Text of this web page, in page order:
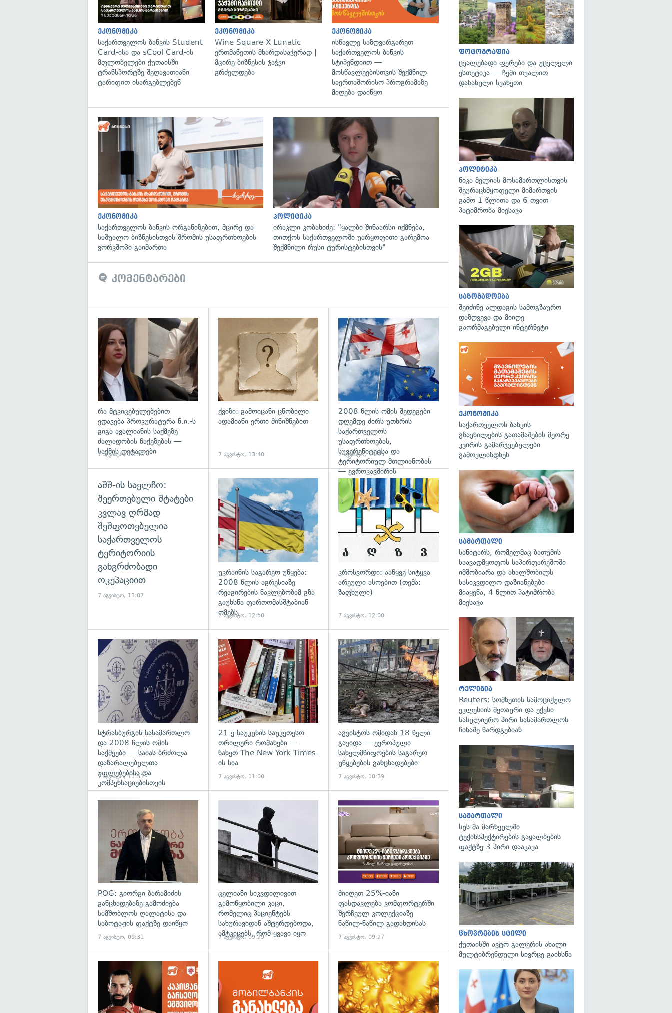
ეკონომიკა
საქართველოს ბანკის Student
Card-ისა და sCool Card-ის
მფლობელები ქუთაისში
ტრანსპორტზე შეღავათიანი
ტარიფით ისარგებლებენ
ეკონომიკა
Wine Square X Lunatic
ერთმანეთის მხარდასაჭერად |
მცირე ბიზნესის ჯაჭვი
გრძელდება
ეკონომიკა
ისწავლე საზღვარგარეთ
საქართველოს ბანკის
სტიპენდიით —
მოსწავლეებისთვის შექმნილ
საერთაშორისო პროგრამაზე
მიღება დაიწყო
ეკონომიკა
საქართველოს ბანკის ორგანიზებით, მცირე და
საშუალო ბიზნესისთვის შრომის უსაფრთხოების
ვორკშოპი გაიმართა
გადახედვა
პოლიტიკა
ირაკლი კობახიძე: "ყალბი შინაარსი იქმნება,
თითქოს საქართველოში უარყოფითი გარემოა
შექმნილი რუსი ტურისტებისთვის"
კომენტარები
რა მტკიცებულებებით
ედავება პროკურატურა ნ.ი.-ს
გიგა ავალიანის საქმეზე
ძალადობის წაქეზებას —
საქმის დეტალები
7 აგვისტო, 16:50
ქვიზი: გამოიცანი ცნობილი
ადამიანი ერთი მინიშნებით
7 აგვისტო, 13:40
გადახედვა
2008 წლის ომის შედეგები
დღემდე ძირს უთხრის
საქართველოს
უსაფრთხოებას,
სუვერენიტეტსა და
ტერიტორიულ მთლიანობას
— ევროკავშირის
პრესპიკერის განცხადება
7 აგვისტო, 13:35
აშშ-ის საელჩო:
შეერთებული შტატები
კვლავ ღრმად
შეშფოთებულია
საქართველოს
ტერიტორიის
განგრძობადი
ოკუპაციით
7 აგვისტო, 13:07
გადახედვა
უკრაინის საგარეო უწყება:
2008 წლის აგრესიაზე
რეაგირების ნაკლებობამ გზა
გაუხსნა ფართომასშტაბიან
ომებს
7 აგვისტო, 12:50
გადახედვა
კროსვორდი: ააწყვე სიტყვა
არეული ასოებით (თემა:
ზაფხული)
7 აგვისტო, 12:00
გადახედვა
სტრასბურგის სასამართლო
და 2008 წლის ომის
საქმეები — საიას ბრძოლა
დაზარალებულთა
უფლებებისა და
კომპენსაციებისთვის
7 აგვისტო, 11:53
გადახედვა
21-ე საუკუნის საუკეთესო
თრილერი რომანები —
ნახეთ The New York Times-
ის სია
7 აგვისტო, 11:00
გადახედვა
აგვისტოს ომიდან 18 წელი
გავიდა — ევროპული
სახელმწიფოების საგარეო
უწყებების განცხადებები
7 აგვისტო, 10:39
POG: გიორგი ბარამიძის
განცხადებაზე გამოძიება
სამშობლოს ღალატისა და
საბოტაჟის ფაქტზე დაიწყო
7 აგვისტო, 09:31
გადახედვა
ცელიანი სიკვდილივით
გამოწყობილი კაცი,
რომელიც პაციენტებს
სახურავიდან აშტერდებოდა,
ამტკიცებს, რომ ყვავი იყო
7 აგვისტო, 09:29
მიიღეთ 25%-იანი
ფასდაკლება კომფორტერში
შერჩეულ კოლექციაზე
ნაწილ-ნაწილ გადახდისას
7 აგვისტო, 09:27
გადახედვა
ფოტოგრაფია
ცვალებადი ფერები და უცვლელი
ესთეტიკა — ჩემი თვალით
დანახული სვანეთი
პოლიტიკა
ნიკა მელიას მოსამართლისთვის
შეურაცხმყოფელი მიმართვის
გამო 1 წლითა და 6 თვით
პატიმრობა მიესაჯა
საზოგადოება
შეიძინე ალდაგის სამოგზაურო
დაზღვევა და მიიღე
გაორმაგებული ინტერნეტი
ეკონომიკა
საქართველოს ბანკის
გზავნილების გათამაშების მეორე
კვირის გამარჯვებულები
გამოვლინდნენ
სამართალი
სანიტარს, რომელმაც ბათუმის
საავადმყოფოს საპირფარეშოში
იმშობიარა და ახალშობილს
სასიკვდილო დაზიანებები
მიაყენა, 4 წლით პატიმრობა
მიესაჯა
რელიგია
Reuters: სომხეთის სამოციქულო
ეკლესიის მეთაური და ექვსი
სასულიერო პირი სასამართლოს
წინაშე წარდგებიან
სამართალი
სუს-მა მარნეულში
ტექინსპექტირების გაყალბების
ფაქტზე 3 პირი დააკავა
ცხოვრების სტილი
ქუთაისში ავტო გალერის ახალი
მულტიბრენდული სივრცე გაიხსნა